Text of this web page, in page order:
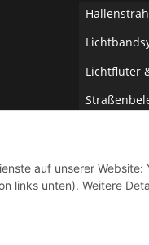
auf unserer Website:
links unten). Weitere
Lichtfluter